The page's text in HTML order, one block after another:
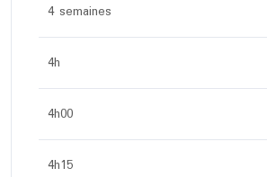
4 semaines
4h
4h00
4h15